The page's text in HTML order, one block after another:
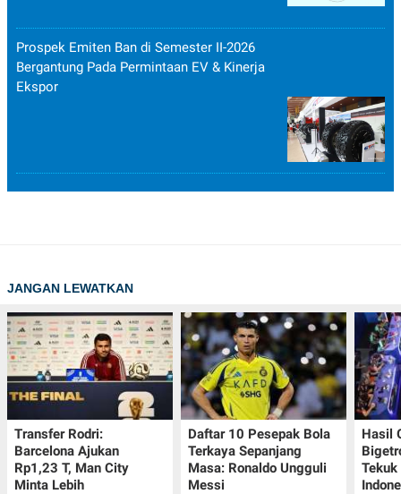
Prospek Emiten Ban di Semester II-2026
Bergantung Pada Permintaan EV & Kinerja
Ekspor
JANGAN LEWATKAN
Transfer Rodri:
Barcelona Ajukan
Rp1,23 T, Man City
Minta Lebih
Daftar 10 Pesepak Bola
Terkaya Sepanjang
Masa: Ronaldo Ungguli
Messi
Hasil